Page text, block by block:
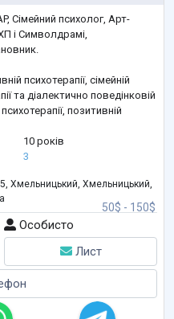
Сімейний психолог, Арт-
і Символдрамі,
психотерапії, сімейній
та діалектично поведінковій
позитивній
10 років
3
50$ - 150$
Хмельницький, Хмельницький,
Особисто
Лист